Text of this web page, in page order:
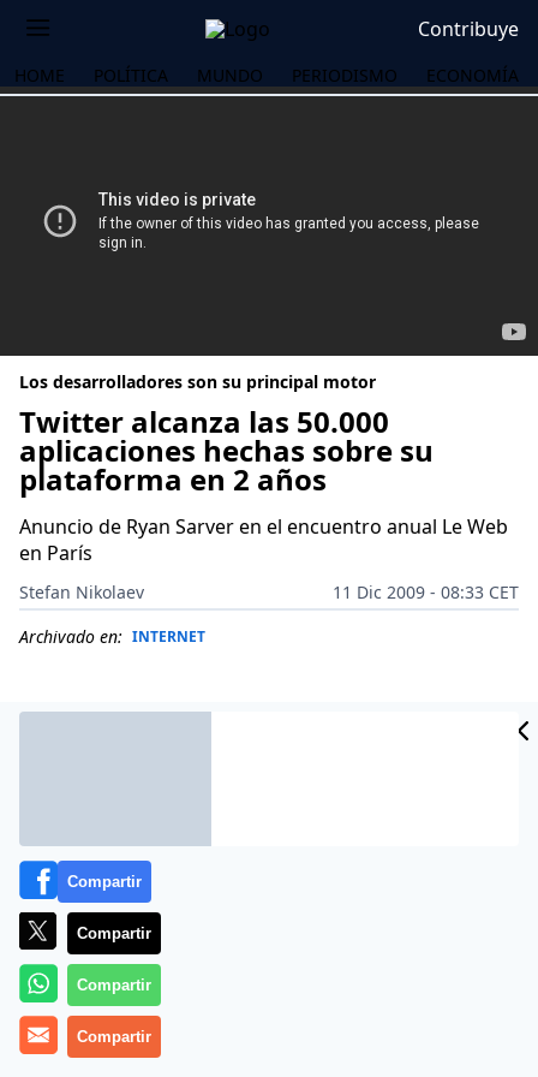
Contribuye
HOME POLÍTICA MUNDO PERIODISMO ECONOMÍA
Los desarrolladores son su principal motor
Twitter alcanza las 50.000
aplicaciones hechas sobre su
plataforma en 2 años
Anuncio de Ryan Sarver en el encuentro anual Le Web
en París
Stefan Nikolaev
11 Dic 2009 - 08:33 CET
Archivado en: INTERNET
Twitter nació en 2007. Desde entonces su crecimiento
ha sido imparable. En dos años ha logrado atraer a
Compartir
Compartir
Compartir
Compartir